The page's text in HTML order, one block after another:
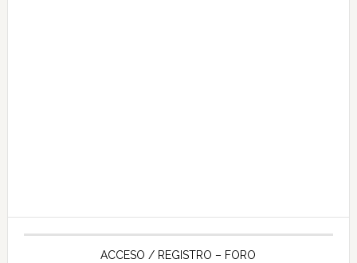
ACCESO / REGISTRO – FORO